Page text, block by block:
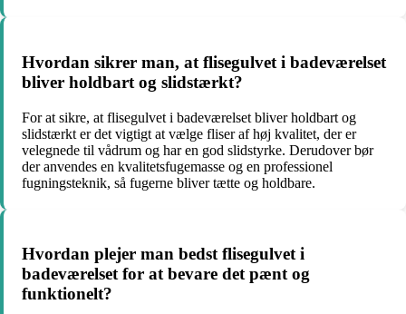
Hvordan sikrer man, at flisegulvet i badeværelset
bliver holdbart og slidstærkt?
For at sikre, at flisegulvet i badeværelset bliver holdbart og
slidstærkt er det vigtigt at vælge fliser af høj kvalitet, der er
velegnede til vådrum og har en god slidstyrke. Derudover bør
der anvendes en kvalitetsfugemasse og en professionel
fugningsteknik, så fugerne bliver tætte og holdbare.
Hvordan plejer man bedst flisegulvet i
badeværelset for at bevare det pænt og
funktionelt?